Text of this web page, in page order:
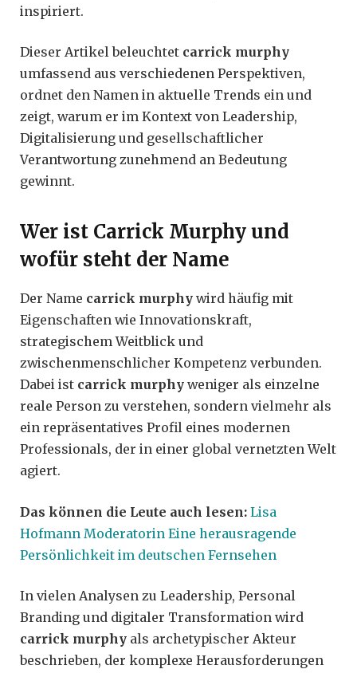
inspiriert.
Dieser Artikel beleuchtet carrick murphy
umfassend aus verschiedenen Perspektiven,
ordnet den Namen in aktuelle Trends ein und
zeigt, warum er im Kontext von Leadership,
Digitalisierung und gesellschaftlicher
Verantwortung zunehmend an Bedeutung
gewinnt.
Wer ist Carrick Murphy und
wofür steht der Name
Der Name carrick murphy wird häufig mit
Eigenschaften wie Innovationskraft,
strategischem Weitblick und
zwischenmenschlicher Kompetenz verbunden.
Dabei ist carrick murphy weniger als einzelne
reale Person zu verstehen, sondern vielmehr als
ein repräsentatives Profil eines modernen
Professionals, der in einer global vernetzten Welt
agiert.
Das können die Leute auch lesen: Lisa
Hofmann Moderatorin Eine herausragende
Persönlichkeit im deutschen Fernsehen
In vielen Analysen zu Leadership, Personal
Branding und digitaler Transformation wird
carrick murphy als archetypischer Akteur
beschrieben, der komplexe Herausforderungen